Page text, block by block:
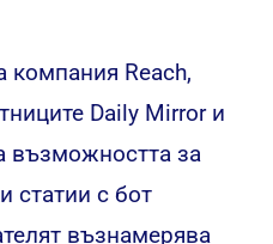
компания Reach,
Daily Mirror и
възможността за
статии с бот
възнамерява